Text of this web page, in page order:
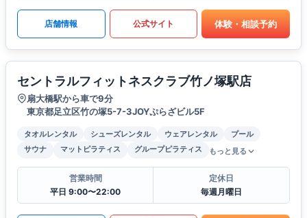
店舗情報 公式サイト 体験・相談予約
セントラルフィットネスクラブ竹ノ塚駅店
扇大橋駅から車で9分
東京都足立区竹の塚5-7-3JOYぷらざビル5F
タオルレンタル シューズレンタル ウェアレンタル
プール
サウナ
マットピラティス グループピラティス もっと見る
営業時間
平日 9:00〜22:00
定休日
毎週月曜日